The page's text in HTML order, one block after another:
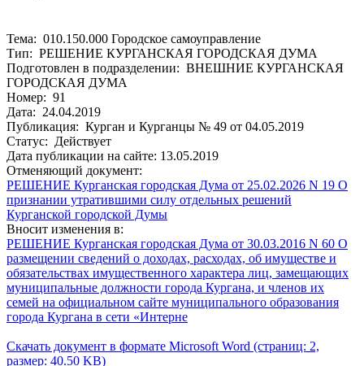
Тема: 010.150.000 Городское самоуправление
Тип: РЕШЕНИЕ КУРГАНСКАЯ ГОРОДСКАЯ ДУМА
Подготовлен в подразделении: ВНЕШНИЕ КУРГАНСКАЯ
ГОРОДСКАЯ ДУМА
Номер: 91
Дата: 24.04.2019
Публикация: Курган и Курганцы № 49 от 04.05.2019
Статус: Действует
Дата публикации на сайте: 13.05.2019
Отменяющий документ:
РЕШЕНИЕ Курганская городская Дума от 25.02.2026 N 19 О
признании утратившими силу отдельных решений
Курганской городской Думы
Вносит изменения в:
РЕШЕНИЕ Курганская городская Дума от 30.03.2016 N 60 О
размещении сведений о доходах, расходах, об имуществе и
обязательствах имущественного характера лиц, замещающих
муниципальные должности города Кургана, и членов их
семей на официальном сайте муниципального образования
города Кургана в сети «Интерне
Скачать документ в формате Microsoft Word (страниц: 2,
размер: 40.50 KB)